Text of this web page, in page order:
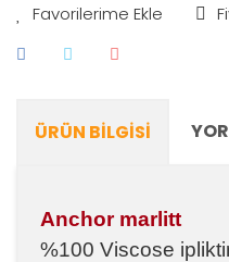
ÜRÜN BILGISI
Anchor marlitt
%100 Viscose